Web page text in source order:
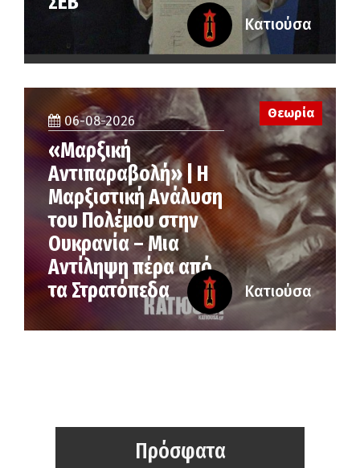
Κατιούσα
06-08-2026
«Μαρξική
Αντιπαραβολή» | Η
Μαρξιστική Ανάλυση
του Πολέμου στην
Ουκρανία – Μια
Αντίληψη πέρα από
τα Στρατόπεδα
Θεωρία
Κατιούσα
Πρόσφατα